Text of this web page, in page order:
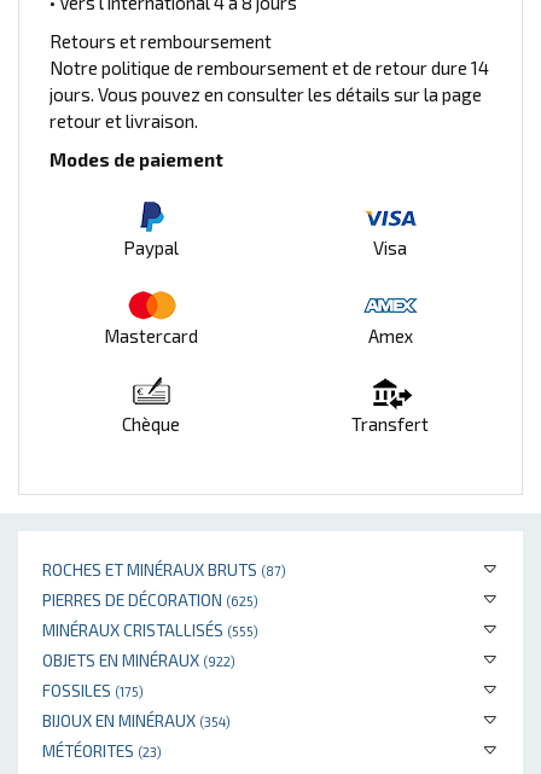
ROCHES ET MINÉRAUX BRUTS (87)
PIERRES DE DÉCORATION (625)
MINÉRAUX CRISTALLISÉS (555)
OBJETS EN MINÉRAUX (922)
FOSSILES (175)
BIJOUX EN MINÉRAUX (354)
MÉTÉORITES (23)
Retours et remboursement
Notre politique de remboursement et de retour dure 14
jours. Vous pouvez en consulter les détails sur la page
retour et livraison.
Modes de paiement
Paypal Visa
Mastercard Amex
Chèque Transfert